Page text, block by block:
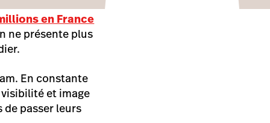
en France
ne présente plus
En constante
et image
passer leurs